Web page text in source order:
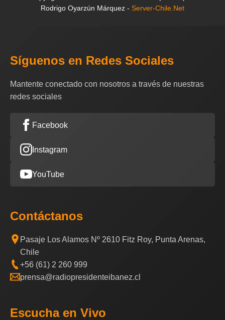
Rodrigo Oyarzún Márquez - Server-Chile.Net
Síguenos en Redes Sociales
Mantente conectado con nosotros a través de nuestras
redes sociales
Facebook
Instagram
YouTube
Contáctanos
Pasaje Los Alamos Nº 2610 Fitz Roy, Punta Arenas,
Chile
+56 (61) 2 260 999
prensa@radiopresidenteibanez.cl
Escucha en Vivo